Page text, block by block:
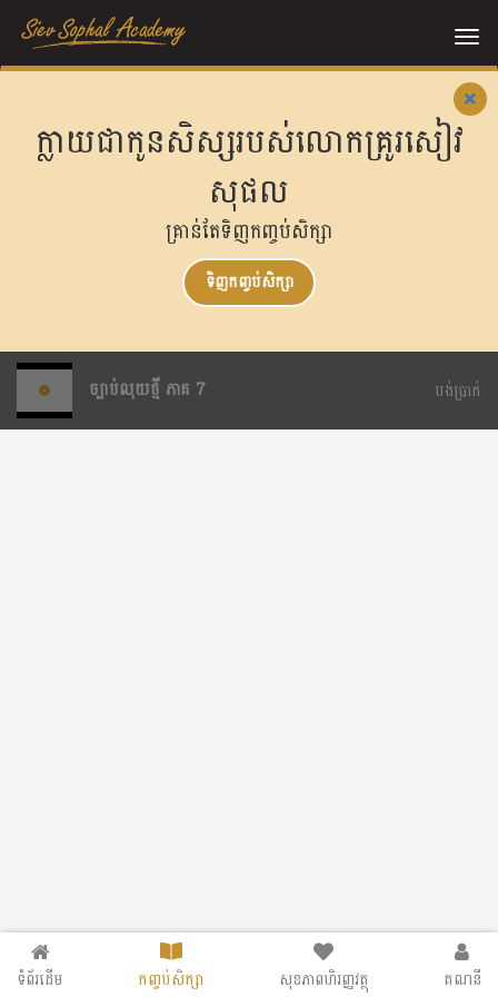
ក្លាយជាកូនសិស្សរបស់លោកគ្រូរសៀវ
សុផល
គ្រាន់តែទិញកញ្ចប់សិក្សា
ទិញកញ្ចប់សិក្សា
ច្បាប់លុយថ្មី ភាគ 7 បង់ប្រាក់
ទំព័រដើម កញ្ចប់សិក្សា សុខភាពហិរញ្ញវត្ថុ គណនី